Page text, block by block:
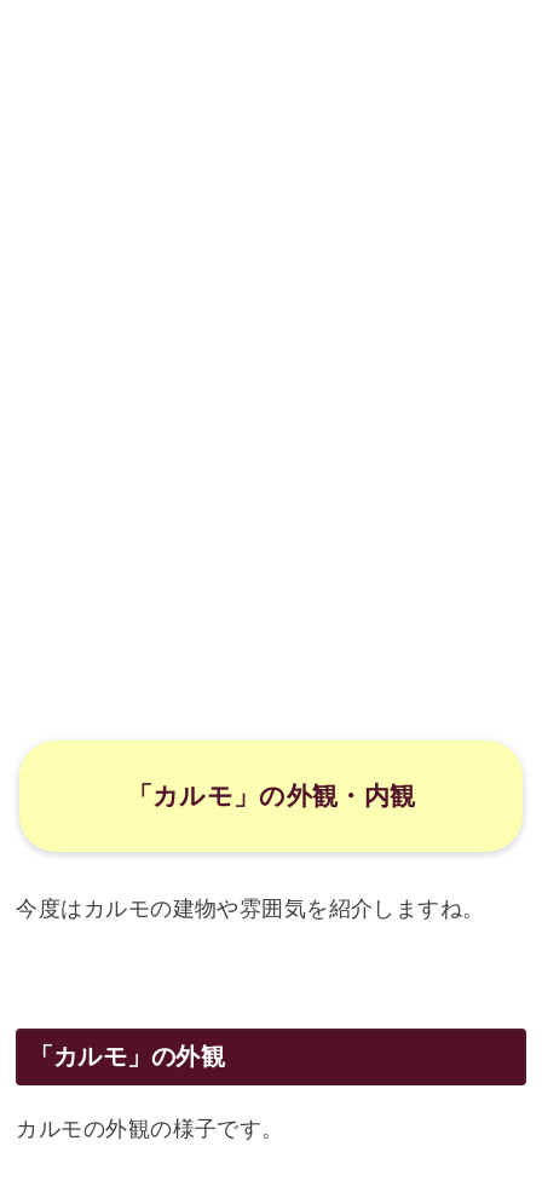
「カルモ」の外観・内観
今度はカルモの建物や雰囲気を紹介しますね。
「カルモ」の外観
カルモの外観の様子です。